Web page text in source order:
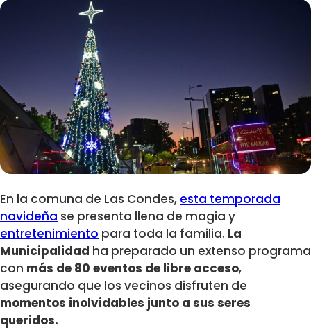
En la comuna de Las Condes, esta temporada
navideña se presenta llena de magia y
entretenimiento para toda la familia. La
Municipalidad ha preparado un extenso programa
con más de 80 eventos de libre acceso,
asegurando que los vecinos disfruten de
momentos inolvidables junto a sus seres
queridos.